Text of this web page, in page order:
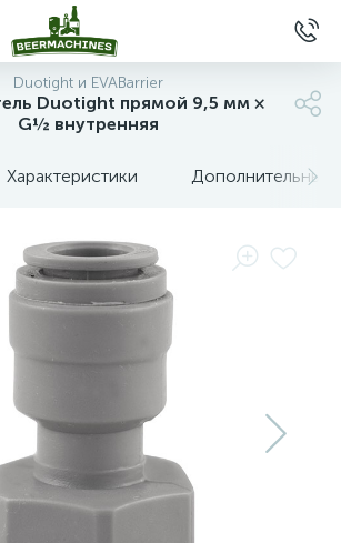
Duotight и EVABarrier
Duotight прямой 9,5 мм ×
G½ внутренняя
Характеристики Дополнительные